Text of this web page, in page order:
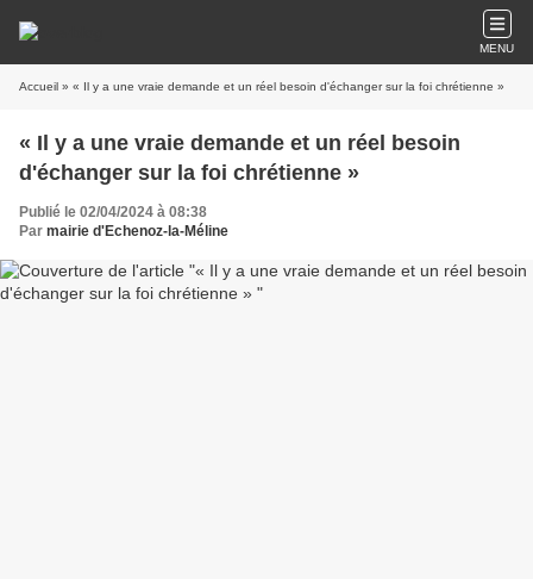
MENU
Accueil » « Il y a une vraie demande et un réel besoin d'échanger sur la foi chrétienne »
« Il y a une vraie demande et un réel besoin
d'échanger sur la foi chrétienne »
Publié le 02/04/2024 à 08:38
Par mairie d'Echenoz-la-Méline